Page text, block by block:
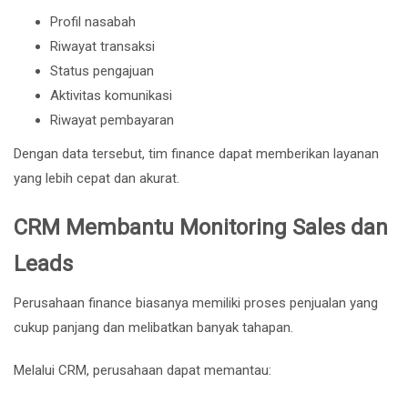
Profil nasabah
Riwayat transaksi
Status pengajuan
Aktivitas komunikasi
Riwayat pembayaran
Dengan data tersebut, tim finance dapat memberikan layanan
yang lebih cepat dan akurat.
CRM Membantu Monitoring Sales dan
Leads
Perusahaan finance biasanya memiliki proses penjualan yang
cukup panjang dan melibatkan banyak tahapan.
Melalui CRM, perusahaan dapat memantau: